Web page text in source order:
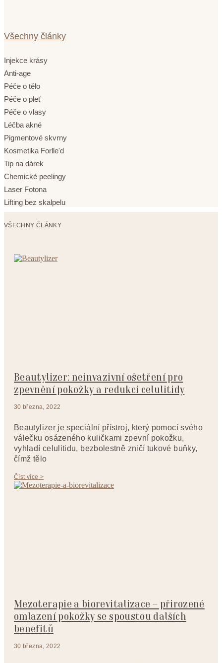
Všechny články
Injekce krásy
Anti-age
Péče o tělo
Péče o pleť
Péče o vlasy
Léčba akné
Pigmentové skvrny
Kosmetika Forlle'd
Tip na dárek
Chemické peelingy
Laser Fotona
Lifting bez skalpelu
VŠECHNY ČLÁNKY
Beautylizer: neinvazivní ošetření pro
zpevnění pokožky a redukci celulitidy
30 března, 2022
Beautylizer je speciální přístroj, který pomocí svého
válečku osázeného kuličkami zpevní pokožku,
vyhladí celulitidu, bezbolestně zničí tukové buňky,
čímž tělo
Číst více >
Mezoterapie a biorevitalizace – přirozené
omlazení pokožky se spoustou dalších
benefitů
30 března, 2022